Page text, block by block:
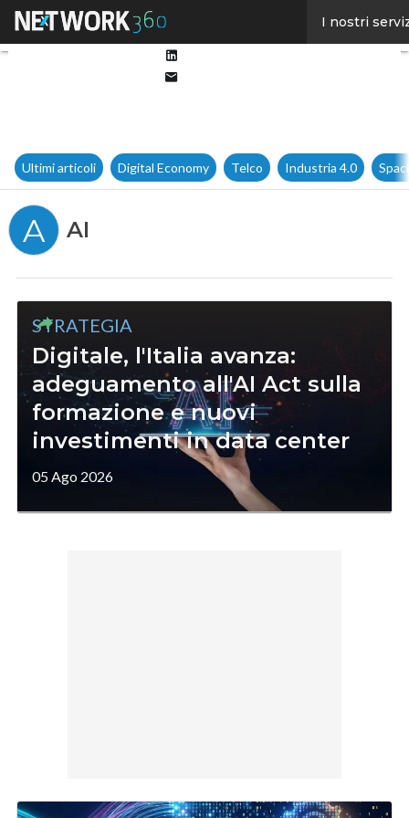
I nostri
Ultimi articoli Digital Economy Telco Industria 4.0
A AI
STRATEGIA
Digitale, l'Italia avanza:
adeguamento all'AI Act sulla
formazione e nuovi
investimenti in data center
05 Ago 2026